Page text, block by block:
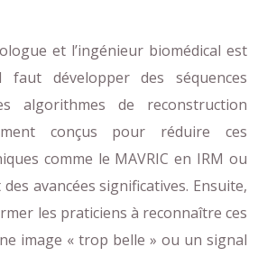
et l’ingénieur biomédical est
faut développer des séquences
algorithmes de reconstruction
conçus pour réduire ces
comme le MAVRIC en IRM ou
avancées significatives. Ensuite,
les praticiens à reconnaître ces
image « trop belle » ou un signal